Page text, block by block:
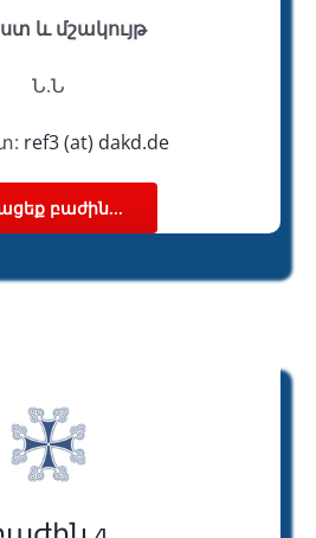
և մշակույթ
Ն.Ն
ref3 (at) dakd.de
բաժին...